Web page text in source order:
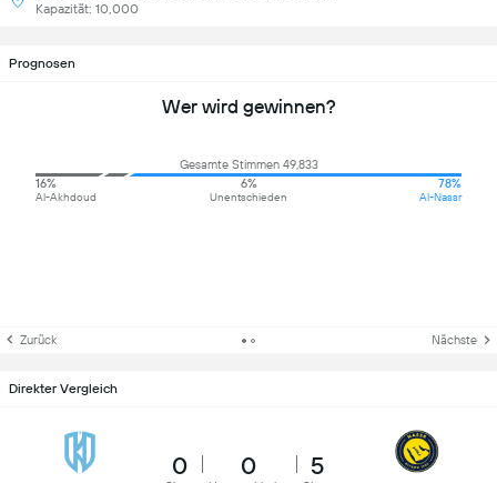
Kapazität: 10,000
Prognosen
Wer wird gewinnen?
Gesamte Stimmen 49,833
16%
Al-Akhdoud
6%
Unentschieden
78%
Al-Nassr
Zurück Nächste
Direkter Vergleich
0 0 5